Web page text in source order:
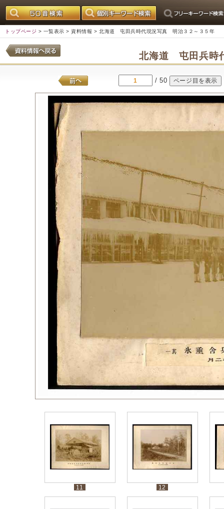
トップページ > 一覧表示 > 資料情報 > 北海道 屯田兵時代現況写真 明治３２～３５年
北海道 屯田兵時
/ 50
11 12